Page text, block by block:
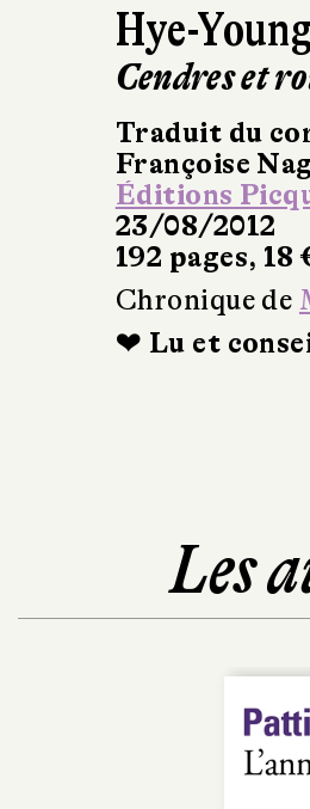
Hye-
Cendres et
Traduit du
Françoise
Éditions
23/08/2012
192 pages, 18
Chronique de
❤ Lu et
Les